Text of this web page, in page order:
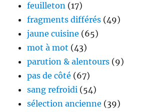
feuilleton (17)
fragments différés (49)
jaune cuisine (65)
mot à mot (43)
parution & alentours (9)
pas de côté (67)
sang refroidi (54)
sélection ancienne (39)